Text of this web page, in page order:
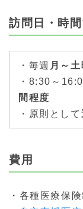
訪問日・時
・毎週 月～土
・8:30～
間程度
・原則として
費用
・各種医療保